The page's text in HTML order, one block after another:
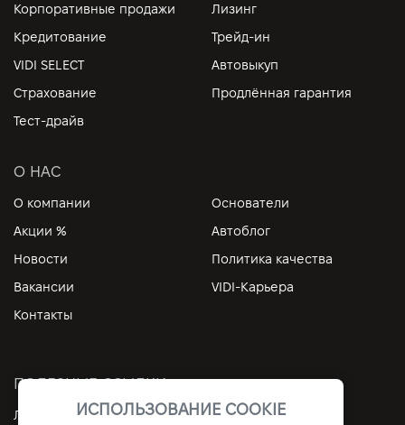
Корпоративные продажи
Лизинг
Кредитование
Трейд-ин
VIDI SELECT
Автовыкуп
Страхование
Продлённая гарантия
Тест-драйв
О НАС
О компании
Основатели
Акции %
Автоблог
Новости
Политика качества
Вакансии
VIDI-Карьера
Контакты
ПОЛЕЗНЫЕ ССЫЛКИ
Личный кабинет Контакты
ИСПОЛЬЗОВАНИЕ COOKIE